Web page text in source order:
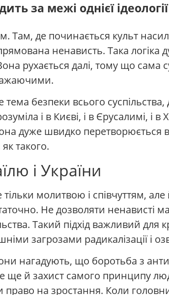
за межі однієї ідеології
де починається культ
ненависть. Така логіка
рухається далі, тому що
безпеки всього суспільства,
і в Києві, і в Єрусалимі, і
дуже швидко перетворюється
такого.
і України
молитвою і співчуттям,
Не дозволяти ненависті
Такий підхід важливий для
загрозами радикалізації і
нагадують, що боротьба з
ще й захист самого принципу
право на зростання. Коли